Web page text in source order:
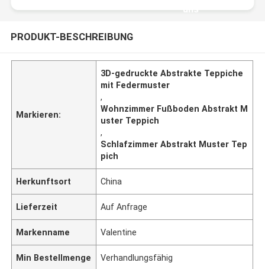
uns
PRODUKT-BESCHREIBUNG
Markieren:
3D-gedruckte Abstrakte Teppiche
mit Federmuster
,
Wohnzimmer Fußboden Abstrakt M
uster Teppich
,
Schlafzimmer Abstrakt Muster Tep
pich
Herkunftsort China
Lieferzeit Auf Anfrage
Markenname Valentine
Min Bestellmenge Verhandlungsfähig